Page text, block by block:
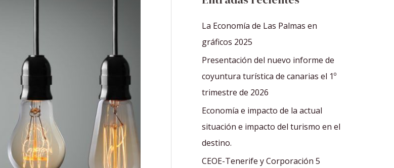
a
r
p
o
r
:
La Economía de Las Palmas en
gráficos 2025
Presentación del nuevo informe de
coyuntura turística de canarias el 1º
trimestre de 2026
Economía e impacto de la actual
situación e impacto del turismo en el
destino.
CEOE-Tenerife y Corporación 5